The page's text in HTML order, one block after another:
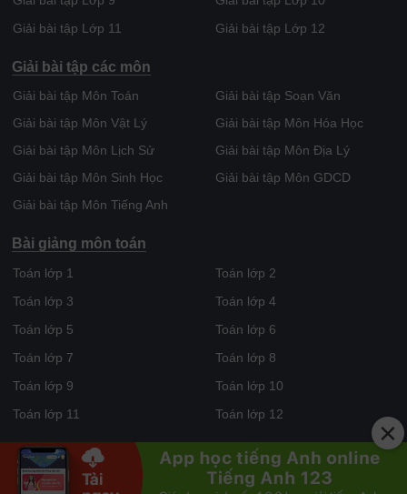
Giải bài tập Lớp 11
Giải bài tập Lớp 12
Giải bài tập các môn
Giải bài tập Môn Toán
Giải bài tập Soạn Văn
Giải bài tập Môn Vật Lý
Giải bài tập Môn Hóa Học
Giải bài tập Môn Lịch Sử
Giải bài tập Môn Địa Lý
Giải bài tập Môn Sinh Học
Giải bài tập Môn GDCD
Giải bài tập Môn Tiếng Anh
Bài giảng môn toán
Toán lớp 1
Toán lớp 2
Toán lớp 3
Toán lớp 4
Toán lớp 5
Toán lớp 6
Toán lớp 7
Toán lớp 8
Toán lớp 9
Toán lớp 10
Toán lớp 11
Toán lớp 12
CHỮA BÀI TẬP .com
×